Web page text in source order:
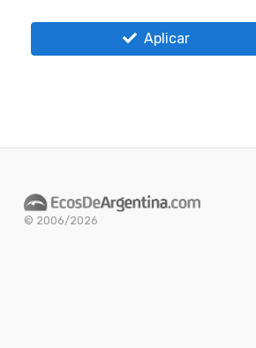
Aplicar
© 2006/2026